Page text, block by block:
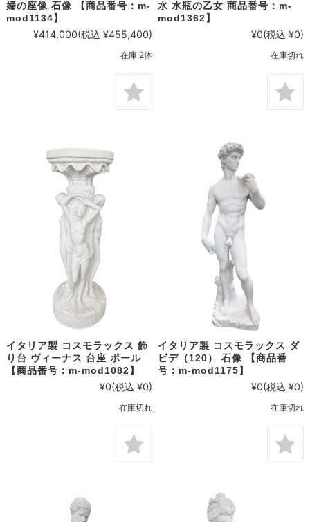
婦の座像 石像 【商品番号：m-
mod1134】
¥414,000(税込 ¥455,400)
在庫 2体
水 水瓶の乙女 商品番号：m-
mod1362】
¥0(税込 ¥0)
在庫切れ
イタリア製 コスモラックス 飾
り台 ヴィーナス 台座 ポール
【商品番号：m-mod1082】
¥0(税込 ¥0)
在庫切れ
イタリア製 コスモラックス ダ
ビデ（120） 石像 【商品番
号：m-mod1175】
¥0(税込 ¥0)
在庫切れ